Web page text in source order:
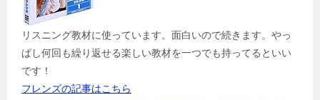
リスニング教材に使っています。面白いので続きます。やっ
ぱし何回も繰り返せる楽しい教材を一つでも持ってるといい
です！
フレンズの記事はこちら